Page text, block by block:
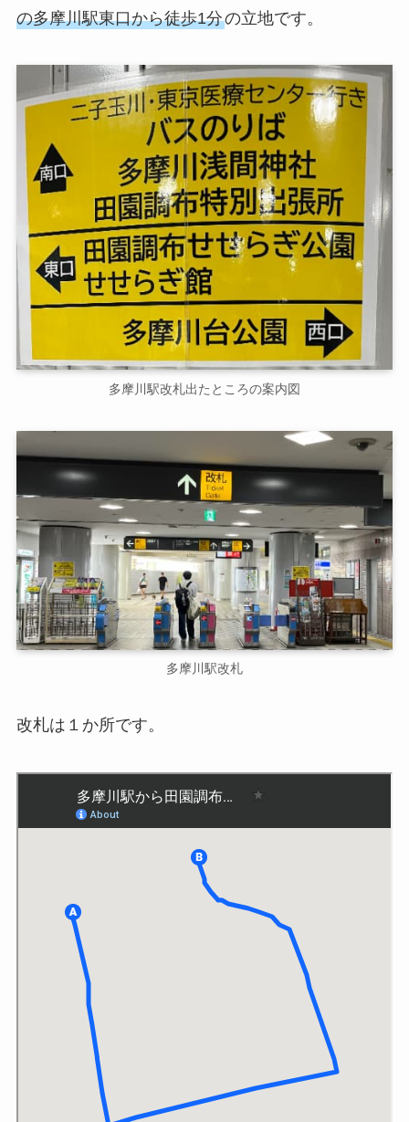
の多摩川駅東口から徒歩1分の立地です。
多摩川駅改札出たところの案内図
多摩川駅改札
改札は１か所です。